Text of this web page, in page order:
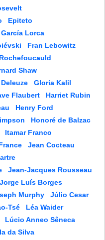
Epiteto
Lorca
Fran Lebowitz
Shaw
Gloria Kalil
Flaubert
Harriet Rubin
Henry Ford
Honoré de Balzac
Itamar Franco
Jean Cocteau
Jean-Jacques Rousseau
Jorge Luís Borges
Murphy
Júlio Cesar
Tsé
Léa Waider
Lúcio Anneo Sêneca
da Silva